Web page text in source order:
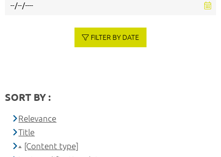
FILTER BY DATE
SORT BY :
Relevance
Title
[Content type]